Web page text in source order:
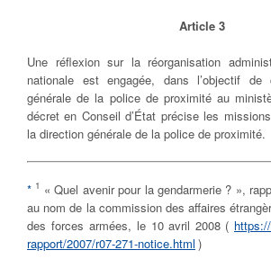
Article 3
Une réflexion sur la réorganisation
nationale est engagée, dans l’objectif de
générale de la police de proximité au
décret en Conseil d’État précise les
la direction générale de la police de proximité.
* 1 « Quel avenir pour la gendarmerie ? »,
au nom de la commission des affaires
des forces armées, le 10 avril 2008 (
rapport/2007/r07-271-notice.html )